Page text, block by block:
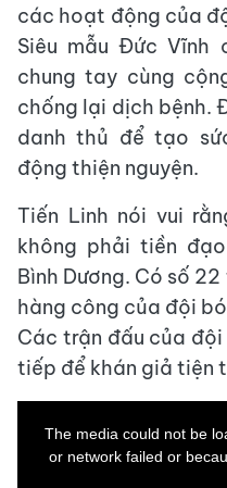
các hoạt động của
Siêu mẫu Đức Vĩnh
chung tay cùng
chống lại dịch bệnh.
danh thủ để tạo
động thiện nguyện.
Tiến Linh nói vui
không phải tiền
Bình Dương. Có số
hàng công của đội
Các trận đấu của
tiếp để khán giả tiện
The media could not be
or network failed or